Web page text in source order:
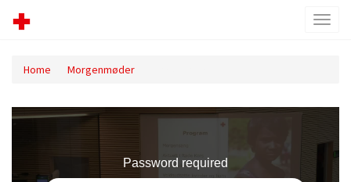
Home Morgenmøder